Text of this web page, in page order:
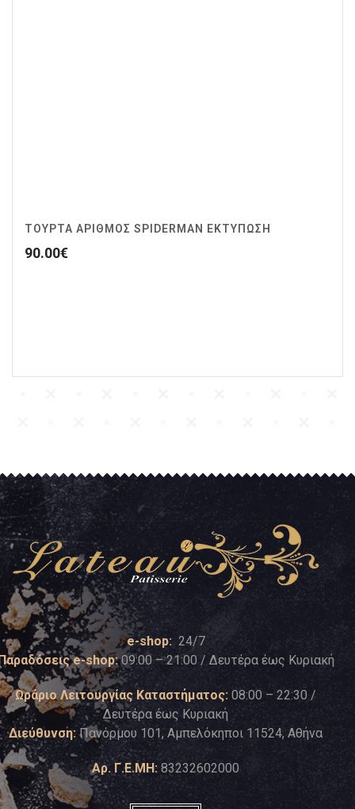
ΤΟΥΡΤΑ ΑΡΙΘΜΟΣ SPIDERMAN ΕΚΤΥΠΩΣΗ
90.00€
e-shop: 24/7
e-shop:09:00 – 21:00 / Δευτέρα έως Κυριακή
Ωράριο Λειτουργίας Καταστήματος: 08:00 – 22:30 /
Δευτέρα έως Κυριακή
Διεύθυνση: Πανόρμου 101, Αμπελόκηποι 11524, Αθήνα
Αρ. Γ.Ε.ΜΗ: 83232602000